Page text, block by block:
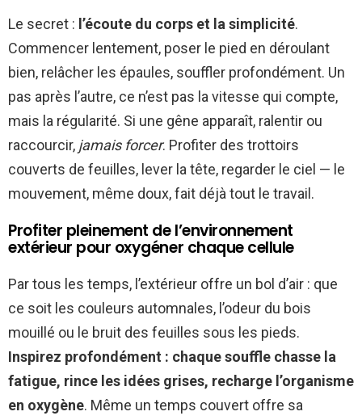
Le secret : l’écoute du corps et la simplicité.
Commencer lentement, poser le pied en déroulant
bien, relâcher les épaules, souffler profondément. Un
pas après l’autre, ce n’est pas la vitesse qui compte,
mais la régularité. Si une gêne apparaît, ralentir ou
raccourcir, jamais forcer. Profiter des trottoirs
couverts de feuilles, lever la tête, regarder le ciel — le
mouvement, même doux, fait déjà tout le travail.
Profiter pleinement de l’environnement
extérieur pour oxygéner chaque cellule
Par tous les temps, l’extérieur offre un bol d’air : que
ce soit les couleurs automnales, l’odeur du bois
mouillé ou le bruit des feuilles sous les pieds.
Inspirez profondément : chaque souffle chasse la
fatigue, rince les idées grises, recharge l’organisme
en oxygène. Même un temps couvert offre sa